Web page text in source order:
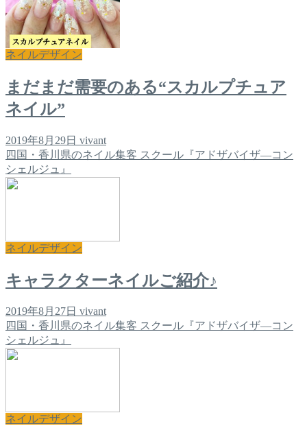
ネイルデザイン
まだまだ需要のある“スカルプチュア
ネイル”
2019年8月29日 vivant
四国・香川県のネイル集客 スクール『アドザバイザ―コン
シェルジュ』
ネイルデザイン
キャラクターネイルご紹介♪
2019年8月27日 vivant
四国・香川県のネイル集客 スクール『アドザバイザ―コン
シェルジュ』
ネイルデザイン